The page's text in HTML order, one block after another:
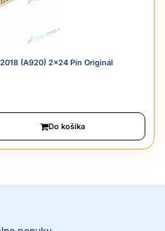
(A920) 2x24 Pin Originál
Do košíka